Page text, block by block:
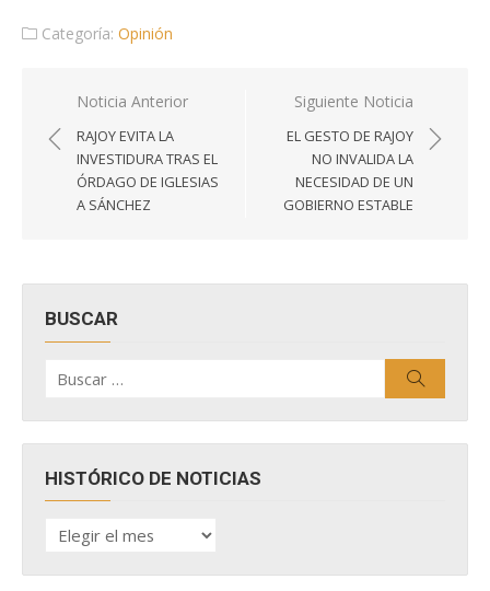
Categoría: Opinión
Navegación
de
entradas
Noticia Anterior
RAJOY EVITA LA
INVESTIDURA TRAS EL
ÓRDAGO DE IGLESIAS
A SÁNCHEZ
Siguiente Noticia
EL GESTO DE RAJOY
NO INVALIDA LA
NECESIDAD DE UN
GOBIERNO ESTABLE
BUSCAR
por:
HISTÓRICO DE NOTICIAS
HISTÓRICO
DE